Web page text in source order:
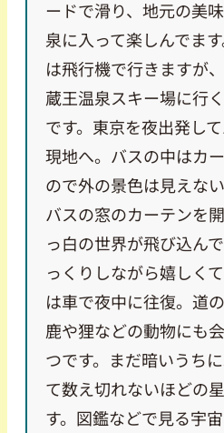
ードで滑り、地元の美
泉に入って楽しんでま
は飛行機で行きますが
蔵王温泉スキー場に行
です。東京を夜出発し
現地へ。バスの中はカ
ので外の景色は見えな
バスの窓のカーテンを
っ白の世界が飛び込ん
っくりしながら嬉しく
は車で夜中に往復。道
鹿や狸などの動物にも
つです。まだ暗いうち
て数え切れないほどの
す。図鑑などで見る宇